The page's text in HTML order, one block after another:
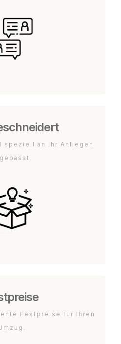
speziell an Ihr Anliegen
Festpreise für Ihren